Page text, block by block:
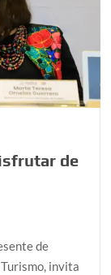
de
de
invita